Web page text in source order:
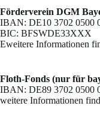
Förderverein DGM
IBAN: DE10 3702 0500
BIC: BFSWDE33XXX
Eweitere Informationen
Floth-Fonds (nur für
IBAN: DE89 3702 0500
weitere Informationen